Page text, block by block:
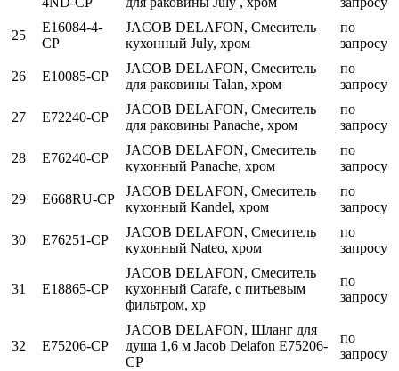
25
E16084-4-
CP
JACOB DELAFON, Смеситель
кухонный July, хром
по
запросу
26 E10085-CP
JACOB DELAFON, Смеситель
для раковины Talan, хром
по
запросу
27 E72240-CP
JACOB DELAFON, Смеситель
для раковины Panache, хром
по
запросу
28 E76240-CP
JACOB DELAFON, Смеситель
кухонный Panache, хром
по
запросу
29 E668RU-CP
JACOB DELAFON, Смеситель
кухонный Kandel, хром
по
запросу
30 E76251-CP
JACOB DELAFON, Смеситель
кухонный Nateo, хром
по
запросу
31 E18865-CP
JACOB DELAFON, Смеситель
кухонный Carafe, с питьевым
фильтром, хр
по
запросу
32 E75206-CP
JACOB DELAFON, Шланг для
душа 1,6 м Jacob Delafon E75206-
CP
по
запросу